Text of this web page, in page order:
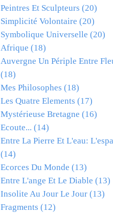
Peintres Et Sculpteurs (20)
Simplicité Volontaire (20)
Symbolique Universelle (20)
Afrique (18)
Auvergne Un Périple Entre
(18)
Mes Philosophes (18)
Les Quatre Elements (17)
Mystérieuse Bretagne (16)
Ecoute... (14)
Entre La Pierre Et L'eau:
(14)
Ecorces Du Monde (13)
Entre L'ange Et Le Diable (13)
Insolite Au Jour Le Jour (13)
Fragments (12)